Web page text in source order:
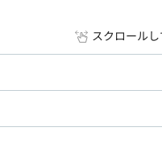
スクロールし